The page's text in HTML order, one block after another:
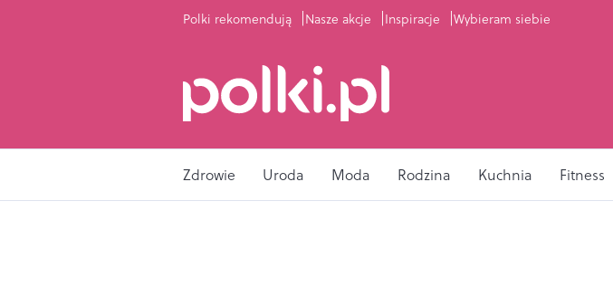
Polki rekomendują Nasze akcje Inspiracje Wybieram siebie
Zdrowie Uroda Moda Rodzina Kuchnia Fitness